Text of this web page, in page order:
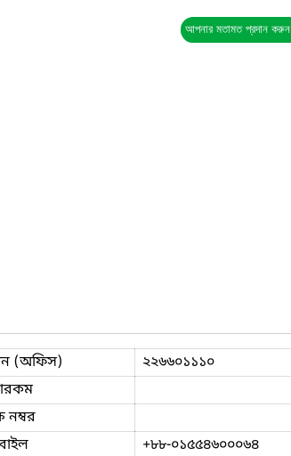
আপনার মতামত প্রদান করুন
(অফিস)
২২৬৬০১১১০
নম্বর
+৮৮-০১৫৫৪৬০০০৬৪